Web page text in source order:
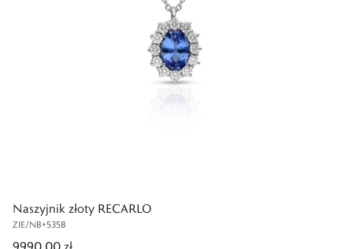
Naszyjnik złoty RECARLO
ZIE/NB+535B